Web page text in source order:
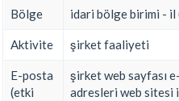
Bölge idari bölge birimi - il
Aktivite şirket faaliyeti
E-posta
(etki
şirket web sayfası
adresleri web sitesi